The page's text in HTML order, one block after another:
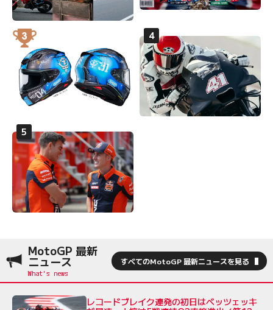
MotoGP 最新
ニュース すべてのMotoGP 最新ニュースを見る
レコードブレイク連発の初日はベッツェッキ